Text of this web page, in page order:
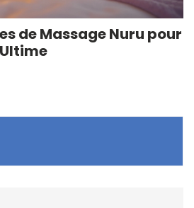
de Massage Nuru pour